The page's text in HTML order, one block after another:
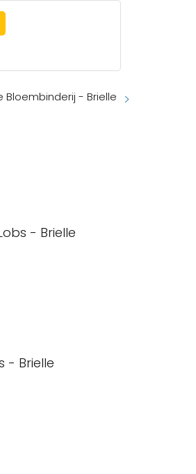
Bloembinderij - Brielle
- Brielle
- Brielle